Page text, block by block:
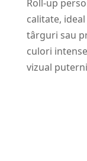
Roll-up
calitate,
târguri sau
culori
vizual